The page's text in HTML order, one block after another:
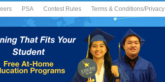
PSA Contest Rules Terms & Conditions/Privacy